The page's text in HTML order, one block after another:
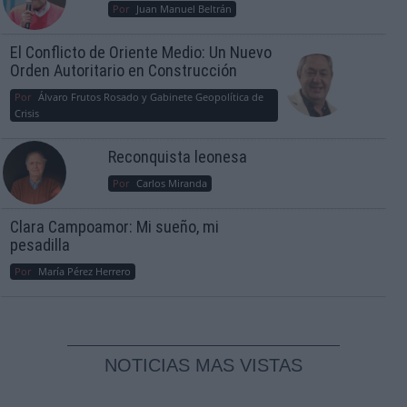
Por Juan Manuel Beltrán
El Conflicto de Oriente Medio: Un Nuevo
Orden Autoritario en Construcción
Por Álvaro Frutos Rosado y Gabinete Geopolítica de
Crisis
Reconquista leonesa
Por Carlos Miranda
Clara Campoamor: Mi sueño, mi
pesadilla
Por María Pérez Herrero
NOTICIAS MAS VISTAS